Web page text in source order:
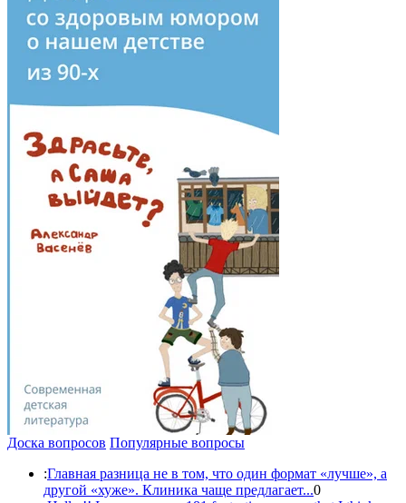
Доска вопросов Популярные вопросы
:Главная разница не в том, что один формат «лучше», а
другой «хуже». Клиника чаще предлагает...0